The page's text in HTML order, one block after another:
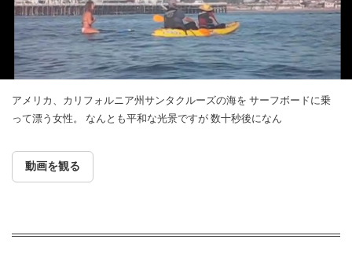
アメリカ、カリフォルニア州サンタクルーズの海を サーフボードに乗
って漂う女性。 なんとも平和な光景ですが 数十秒後になん
動画を観る